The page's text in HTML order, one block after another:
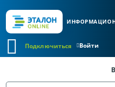
Войти
Подключиться